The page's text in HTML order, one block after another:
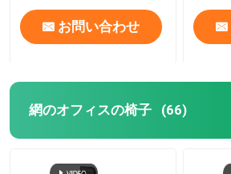
お問い合わせ
網のオフィスの椅子 (66)